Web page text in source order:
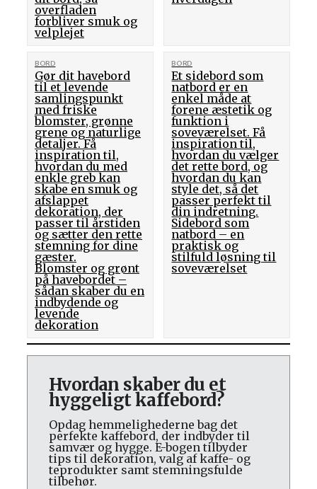
overfladen
forbliver smuk og
velplejet
Blomster og grønt
på havebordet –
sådan skaber du en
indbydende og
levende
dekoration
BORD
Gør dit havebord
til et levende
samlingspunkt
med friske
blomster, grønne
grene og naturlige
detaljer. Få
inspiration til,
hvordan du med
enkle greb kan
skabe en smuk og
afslappet
dekoration, der
passer til årstiden
og sætter den rette
stemning for dine
gæster.
Sidebord som
natbord – en
praktisk og
stilfuld løsning til
soveværelset
BORD
Et sidebord som
natbord er en
enkel måde at
forene æstetik og
funktion i
soveværelset. Få
inspiration til,
hvordan du vælger
det rette bord, og
hvordan du kan
style det, så det
passer perfekt til
din indretning.
Hvordan skaber du et
hyggeligt kaffebord?
Opdag hemmelighederne bag det
perfekte kaffebord, der indbyder til
samvær og hygge. E-bogen tilbyder
tips til dekoration, valg af kaffe- og
teprodukter samt stemningsfulde
tilbehør.